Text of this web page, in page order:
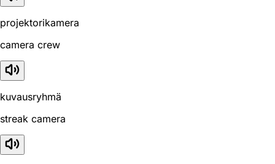
projektorikamera
camera crew
kuvausryhmä
streak camera